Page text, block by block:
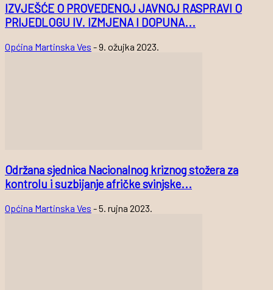
IZVJEŠĆE O PROVEDENOJ JAVNOJ RASPRAVI O
PRIJEDLOGU IV. IZMJENA I DOPUNA...
Općina Martinska Ves -9. ožujka 2023.
Održana sjednica Nacionalnog kriznog stožera za
kontrolu i suzbijanje afričke svinjske...
Općina Martinska Ves -5. rujna 2023.